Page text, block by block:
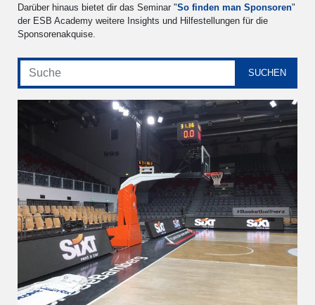
Darüber hinaus bietet dir das Seminar "So finden man Sponsoren"
der ESB Academy weitere Insights und Hilfestellungen für die
Sponsorenakquise.